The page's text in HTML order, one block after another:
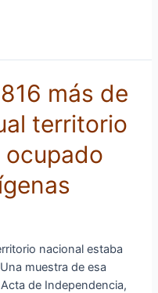
más de
territorio
nacional estaba
muestra de esa
de Independencia,